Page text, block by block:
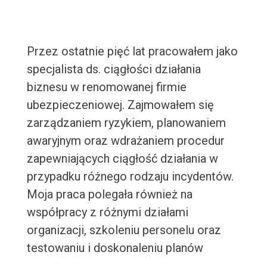
Przez ostatnie pięć lat pracowałem jako
specjalista ds. ciągłości działania
biznesu w renomowanej firmie
ubezpieczeniowej. Zajmowałem się
zarządzaniem ryzykiem, planowaniem
awaryjnym oraz wdrażaniem procedur
zapewniających ciągłość działania w
przypadku różnego rodzaju incydentów.
Moja praca polegała również na
współpracy z różnymi działami
organizacji, szkoleniu personelu oraz
testowaniu i doskonaleniu planów